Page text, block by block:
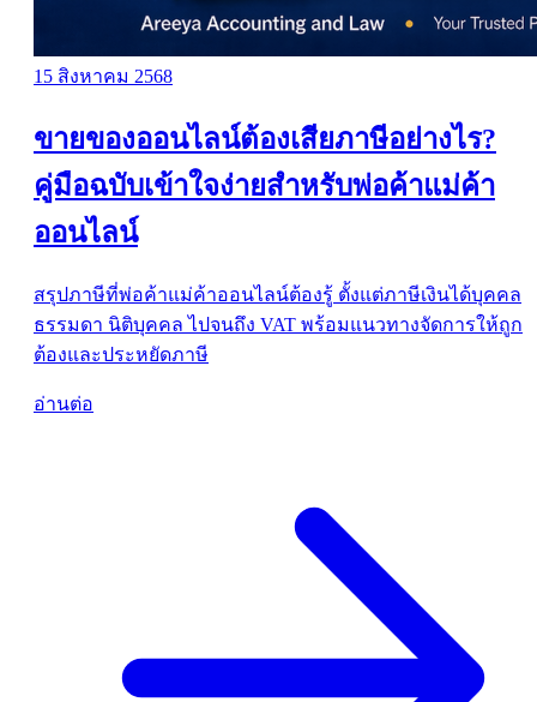
15 สิงหาคม 2568
ขายของออนไลน์ต้องเสียภาษีอย่างไร?
คู่มือฉบับเข้าใจง่ายสำหรับพ่อค้าแม่ค้า
ออนไลน์
สรุปภาษีที่พ่อค้าแม่ค้าออนไลน์ต้องรู้ ตั้งแต่ภาษีเงินได้บุคคล
ธรรมดา นิติบุคคล ไปจนถึง VAT พร้อมแนวทางจัดการให้ถูก
ต้องและประหยัดภาษี
อ่านต่อ